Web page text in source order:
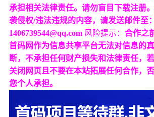
承担相关法律责任。请勿盲目下载注册
袭侵权/违法违规的内容，请发送邮件至：
1406739544@qq.com 风险提示： 合作之
首码网作为信息共享平台无法对信息的
断，不承担任何财产损失和法律责任，
关闭网页且不要在本站拓展任何合作，
您个人承担。